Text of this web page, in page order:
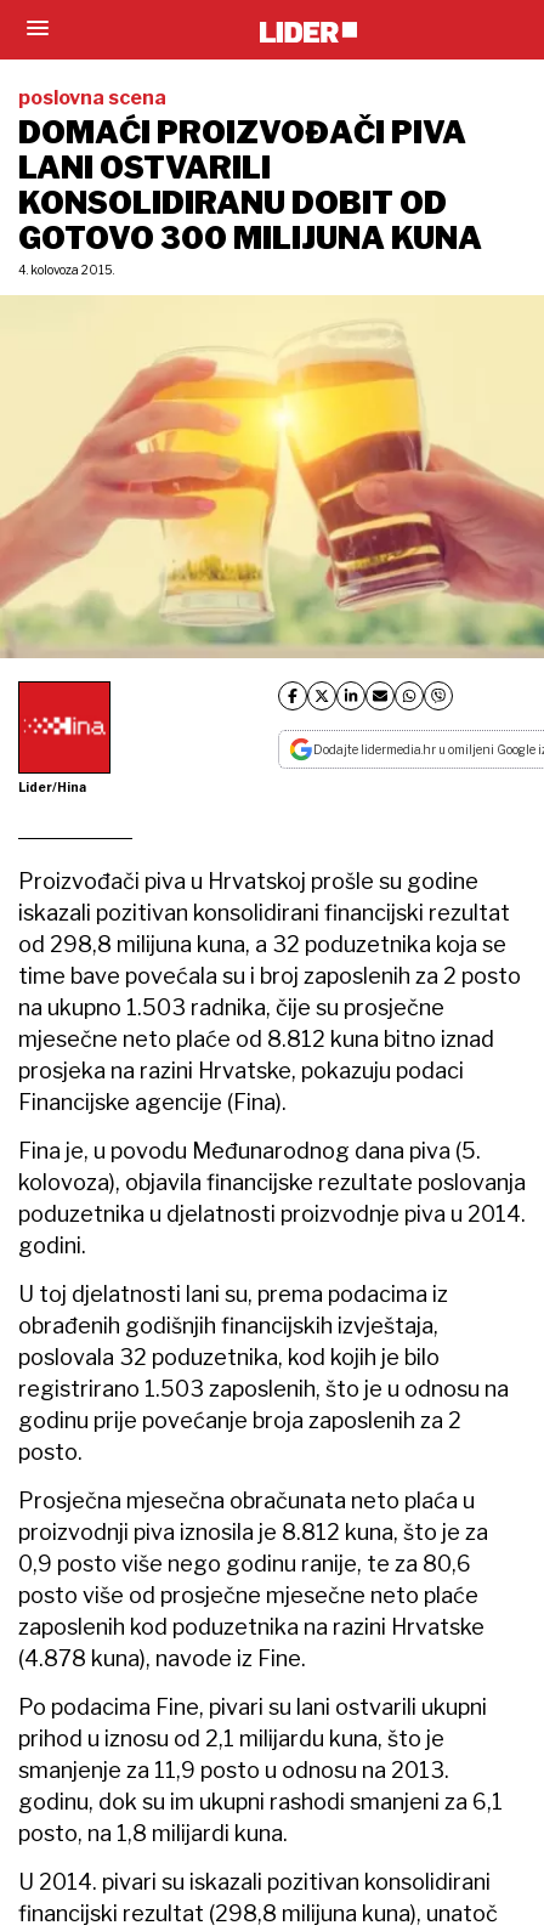
poslovna scena
DOMAĆI PROIZVOĐAČI PIVA
LANI OSTVARILI
KONSOLIDIRANU DOBIT OD
GOTOVO 300 MILIJUNA KUNA
4. kolovoza 2015.
Lider/Hina
Dodajte lidermedia.hr u omiljeni Google
Proizvođači piva u Hrvatskoj prošle su godine
iskazali pozitivan konsolidirani financijski rezultat
od 298,8 milijuna kuna, a 32 poduzetnika koja se
time bave povećala su i broj zaposlenih za 2 posto
na ukupno 1.503 radnika, čije su prosječne
mjesečne neto plaće od 8.812 kuna bitno iznad
prosjeka na razini Hrvatske, pokazuju podaci
Financijske agencije (Fina).
Fina je, u povodu Međunarodnog dana piva (5.
kolovoza), objavila financijske rezultate poslovanja
poduzetnika u djelatnosti proizvodnje piva u 2014.
godini.
U toj djelatnosti lani su, prema podacima iz
obrađenih godišnjih financijskih izvještaja,
poslovala 32 poduzetnika, kod kojih je bilo
registrirano 1.503 zaposlenih, što je u odnosu na
godinu prije povećanje broja zaposlenih za 2
posto.
Prosječna mjesečna obračunata neto plaća u
proizvodnji piva iznosila je 8.812 kuna, što je za
0,9 posto više nego godinu ranije, te za 80,6
posto više od prosječne mjesečne neto plaće
zaposlenih kod poduzetnika na razini Hrvatske
(4.878 kuna), navode iz Fine.
Po podacima Fine, pivari su lani ostvarili ukupni
prihod u iznosu od 2,1 milijardu kuna, što je
smanjenje za 11,9 posto u odnosu na 2013.
godinu, dok su im ukupni rashodi smanjeni za 6,1
posto, na 1,8 milijardi kuna.
U 2014. pivari su iskazali pozitivan konsolidirani
financijski rezultat (298,8 milijuna kuna), unatoč